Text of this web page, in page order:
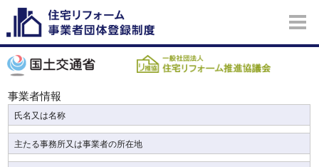
事業者情報
氏名又は名称
主たる事務所又は事業者の所在地